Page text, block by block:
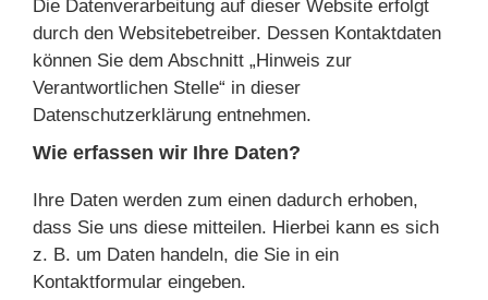
Die Datenverarbeitung auf dieser Website erfolgt
durch den Websitebetreiber. Dessen Kontaktdaten
können Sie dem Abschnitt „Hinweis zur
Verantwortlichen Stelle“ in dieser
Datenschutzerklärung entnehmen.
Wie erfassen wir Ihre Daten?
Ihre Daten werden zum einen dadurch erhoben,
dass Sie uns diese mitteilen. Hierbei kann es sich
z. B. um Daten handeln, die Sie in ein
Kontaktformular eingeben.